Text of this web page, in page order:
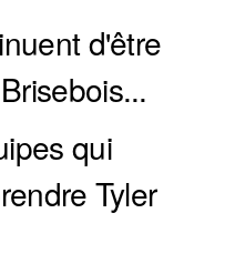
d'être
qui
Tyler